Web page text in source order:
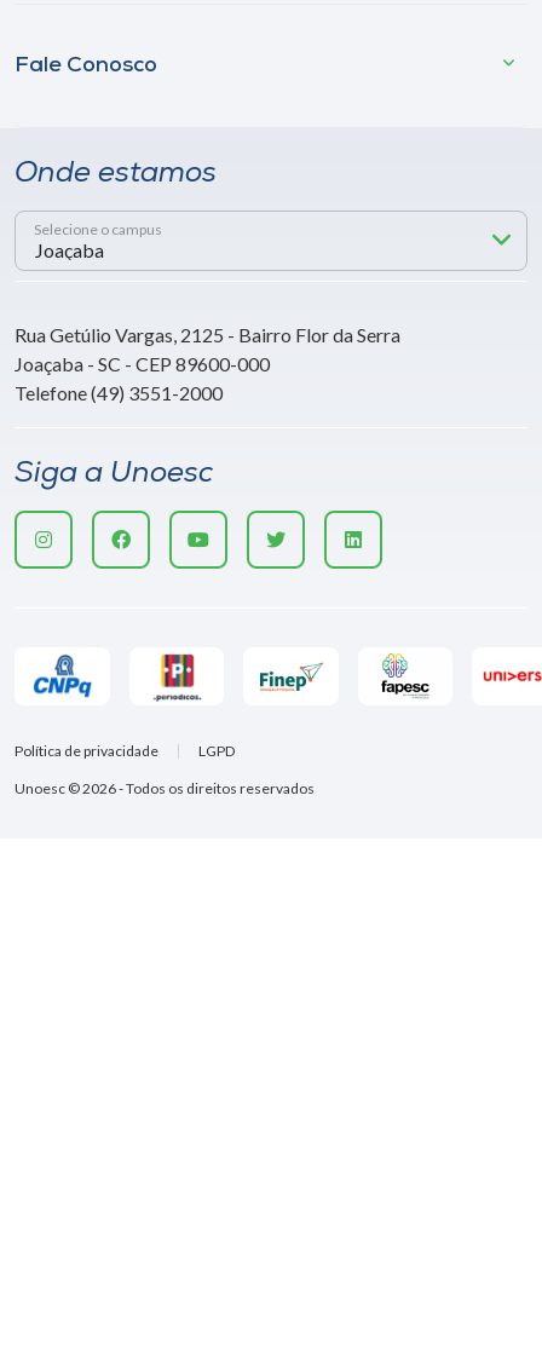
Fale Conosco
Onde estamos
Selecione o campus
Rua Getúlio Vargas, 2125 - Bairro Flor da Serra
Joaçaba - SC - CEP 89600-000
Telefone (49) 3551-2000
Siga a Unoesc
Unoesc © 2026 - Todos os direitos reservados
Política de privacidade LGPD